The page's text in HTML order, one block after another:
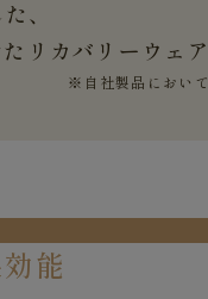
、
リカバリーウェア
※自社製品において
能